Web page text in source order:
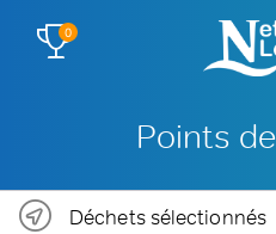
0
Points
Déchets sélectionnés